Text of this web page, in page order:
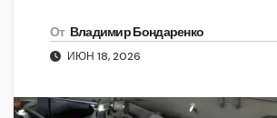
От Владимир Бондаренко
ИЮН 18, 2026